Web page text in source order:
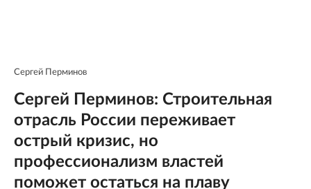
Сергей Перминов
Сергей Перминов: Строительная
отрасль России переживает
острый кризис, но
профессионализм властей
поможет остаться на плаву